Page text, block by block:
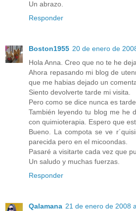
Un abrazo.
Responder
Boston1955 20 de enero de
Hola Anna. Creo que no te he
Ahora repasando mi blog de
que me habias dejado un
Siento devolverte tarde mi visita.
Pero como se dice nunca es
También leyendo tu blog me he
con quimioterapia. Espero que
Bueno. La compota se ve
parecida pero en el micoondas.
Pasaré a visitarte cada vez que
Un saludo y muchas fuerzas.
Responder
Qalamana 21 de enero de 2008